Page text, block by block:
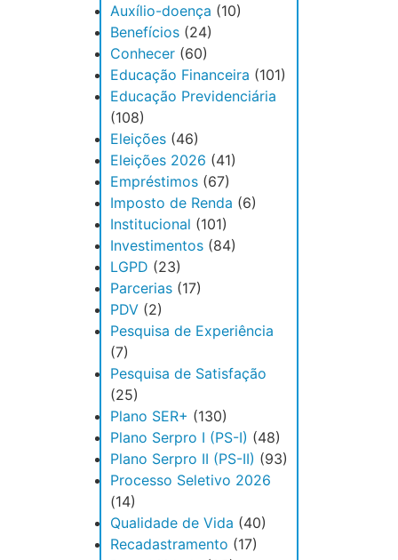
Auxílio-doença (10)
Benefícios (24)
Conhecer (60)
Educação Financeira (101)
Educação Previdenciária
(108)
Eleições (46)
Eleições 2026 (41)
Empréstimos (67)
Imposto de Renda (6)
Institucional (101)
Investimentos (84)
LGPD (23)
Parcerias (17)
PDV (2)
Pesquisa de Experiência
(7)
Pesquisa de Satisfação
(25)
Plano SER+ (130)
Plano Serpro I (PS-I) (48)
Plano Serpro II (PS-II) (93)
Processo Seletivo 2026
(14)
Qualidade de Vida (40)
Recadastramento (17)